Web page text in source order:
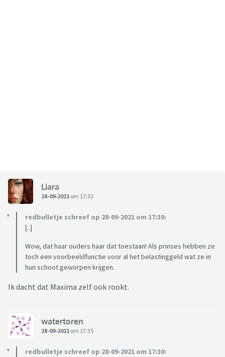
Liara
28-09-2021 om 17:32
redbulletje schreef op 28-09-2021 om 17:30:
[..]
Wow, dat haar ouders haar dat toestaan! Als prinses hebben ze
toch een voorbeeldfunctie voor al het belastinggeld wat ze in
hun schoot geworpen krijgen.
Ik dacht dat Maxima zelf ook rookt.
watertoren
28-09-2021 om 17:35
redbulletje schreef op 28-09-2021 om 17:30: